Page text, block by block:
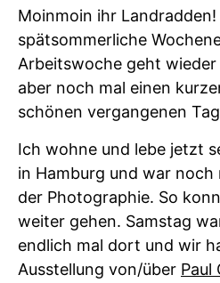
Moinmoin ihr
spätsommerliche
Arbeitswoche geht
aber noch mal einen
schönen vergangenen
Ich wohne und lebe jetzt
in Hamburg und war noch
der Photographie. So
weiter gehen. Samstag
endlich mal dort und wir
Ausstellung von/über Paul